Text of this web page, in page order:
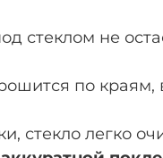
стеклом не
по
стекло легко